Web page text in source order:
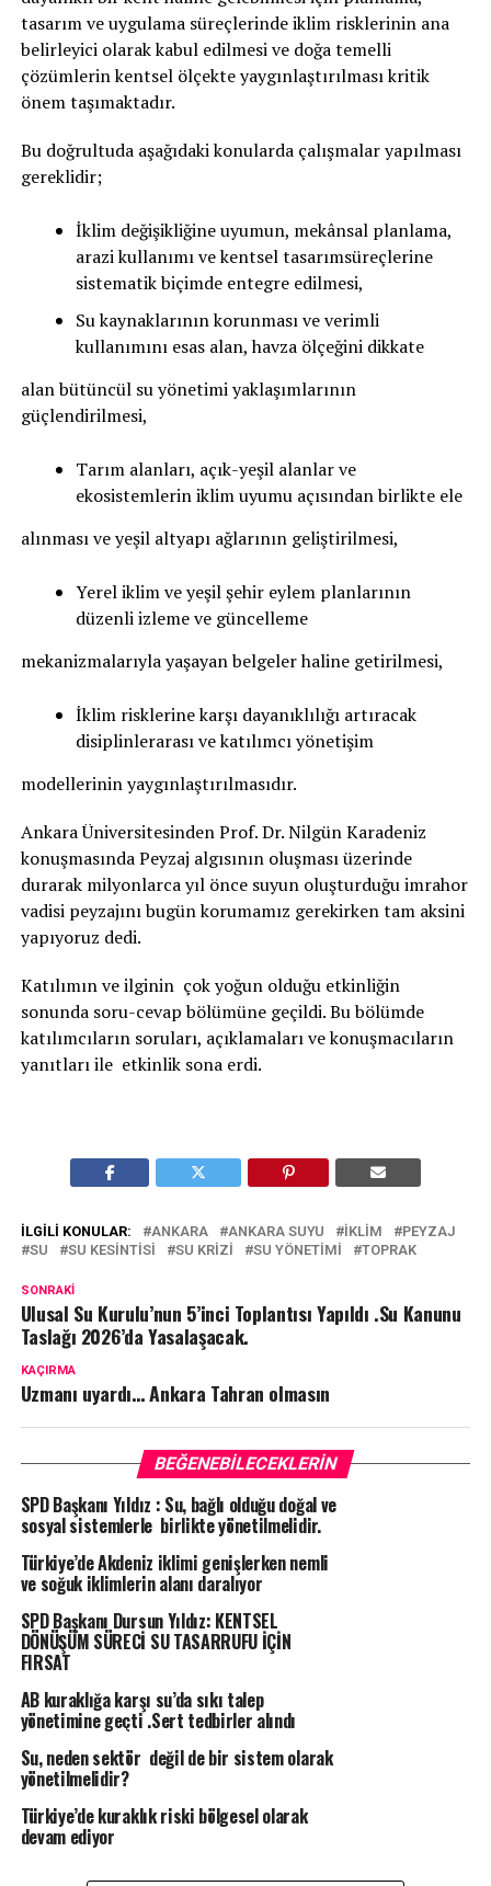
tasarım ve uygulama süreçlerinde iklim risklerinin ana
belirleyici olarak kabul edilmesi ve doğa temelli
çözümlerin kentsel ölçekte yaygınlaştırılması kritik
önem taşımaktadır.
Bu doğrultuda aşağıdaki konularda çalışmalar yapılması
gereklidir;
İklim değişikliğine uyumun, mekânsal planlama,
arazi kullanımı ve kentsel tasarımsüreçlerine
sistematik biçimde entegre edilmesi,
Su kaynaklarının korunması ve verimli
kullanımını esas alan, havza ölçeğini dikkate
alan bütüncül su yönetimi yaklaşımlarının
güçlendirilmesi,
Tarım alanları, açık-yeşil alanlar ve
ekosistemlerin iklim uyumu açısından birlikte ele
alınması ve yeşil altyapı ağlarının geliştirilmesi,
Yerel iklim ve yeşil şehir eylem planlarının
düzenli izleme ve güncelleme
mekanizmalarıyla yaşayan belgeler haline getirilmesi,
İklim risklerine karşı dayanıklılığı artıracak
disiplinlerarası ve katılımcı yönetişim
modellerinin yaygınlaştırılmasıdır.
Ankara Üniversitesinden Prof. Dr. Nilgün Karadeniz
konuşmasında Peyzaj algısının oluşması üzerinde
durarak milyonlarca yıl önce suyun oluşturduğu imrahor
vadisi peyzajını bugün korumamız gerekirken tam aksini
yapıyoruz dedi.
Katılımın ve ilginin çok yoğun olduğu etkinliğin
sonunda soru-cevap bölümüne geçildi. Bu bölümde
katılımcıların soruları, açıklamaları ve konuşmacıların
yanıtları ile etkinlik sona erdi.
İLGILI KONULAR: ANKARA ANKARA SUYU İKLIM
PEYZAJ
SU
SU KESINTISI SU KRIZI SU YÖNETIMI TOPRAK
SONRAKI
Ulusal Su Kurulu’nun 5’inci Toplantısı Yapıldı .Su Kanunu
Taslağı 2026’da Yasalaşacak.
KAÇIRMA
Uzmanı uyardı… Ankara Tahran olmasın
BEĞENEBILECEKLERIN
SPD Başkanı Yıldız : Su, bağlı olduğu doğal ve
sosyal sistemlerle birlikte yönetilmelidir.
Türkiye’de Akdeniz iklimi genişlerken nemli
ve soğuk iklimlerin alanı daralıyor
SPD Başkanı Dursun Yıldız: KENTSEL
DÖNÜŞÜM SÜRECİ SU TASARRUFU İÇİN
FIRSAT
AB kuraklığa karşı su’da sıkı talep
yönetimine geçti .Sert tedbirler alındı
Su, neden sektör değil de bir sistem olarak
yönetilmelidir?
Türkiye’de kuraklık riski bölgesel olarak
devam ediyor